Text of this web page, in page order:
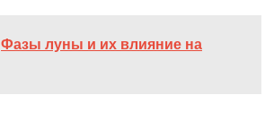
Фазы луны и их влияние на